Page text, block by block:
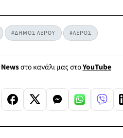
#ΔΗΜΟΣ ΛΕΡΟΥ #ΛΕΡΟΣ
στο κανάλι μας στοYouTube